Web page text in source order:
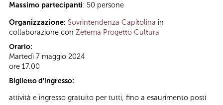
Massimo partecipanti: 50 persone
Organizzazione: Sovrintendenza Capitolina in
collaborazione con Zètema Progetto Cultura
Orario:
Martedì 7 maggio 2024
ore 17.00
Biglietto d'ingresso:
attività e ingresso gratuito per tutti, fino a esaurimento posti